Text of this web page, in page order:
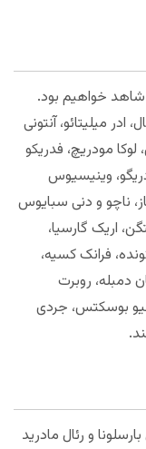
شاهد خواهیم بود.
ادر میلیتائو، آنتونی
لوکا مودریچ، فدریکو
وینیسیوس
ناچو و دنی سبایوس
اریک گارسیا،
فرانک کسیه،
دمبله، روبرت
بوسکتس، جردی
و رئال مادرید